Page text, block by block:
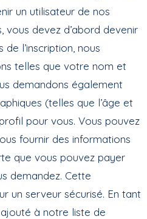
un utilisateur de nos
vous devez d’abord devenir
l’inscription, nous
telles que votre nom et
demandons également
(telles que l’âge et
pour vous. Vous pouvez
fournir des informations
que vous pouvez payer
demandez. Cette
un serveur sécurisé. En tant
à notre liste de